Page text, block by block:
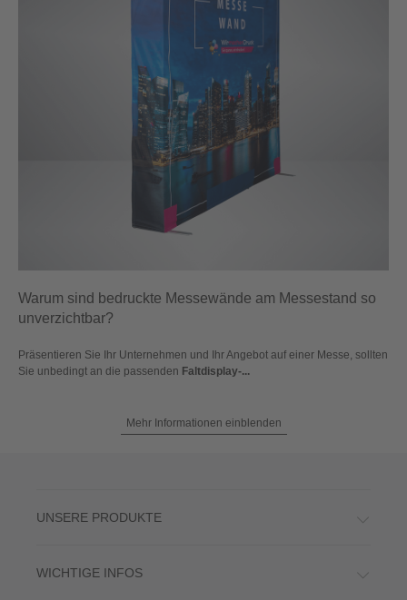
Warum sind bedruckte Messewände am Messestand so
unverzichtbar?
Präsentieren Sie Ihr Unternehmen und Ihr Angebot auf einer Messe, sollten
Sie unbedingt an die passenden Faltdisplay-...
Mehr Informationen einblenden
UNSERE PRODUKTE
WICHTIGE INFOS